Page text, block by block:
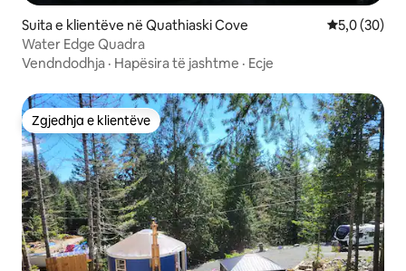
Suita e klientëve në Quathiaski Cove Vlerësimi
5,0 (30)
Water Edge Quadra
Vendndodhja · Hapësira të jashtme · Ecje
Zgjedhja e klientëve
Zgjedhja e klientëve